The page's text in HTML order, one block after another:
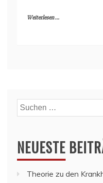
Weiterlesen ...
Suchen
nach:
NEUESTE
Theorie zu den